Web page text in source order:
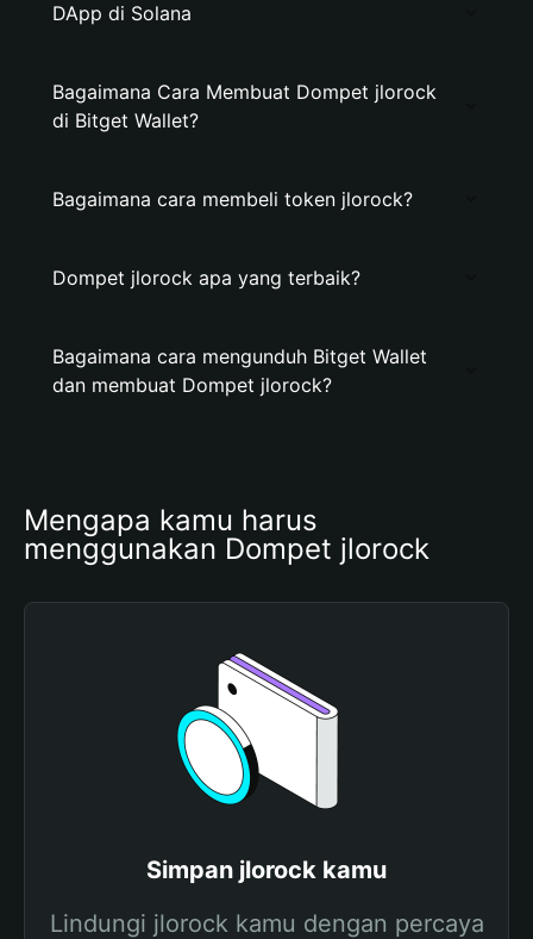
DApp di Solana
Bagaimana Cara Membuat Dompet jlorock
di Bitget Wallet?
Bagaimana cara membeli token jlorock?
Dompet jlorock apa yang terbaik?
Bagaimana cara mengunduh Bitget Wallet
dan membuat Dompet jlorock?
Mengapa kamu harus
menggunakan Dompet jlorock
Simpan jlorock kamu
Lindungi jlorock kamu dengan percaya